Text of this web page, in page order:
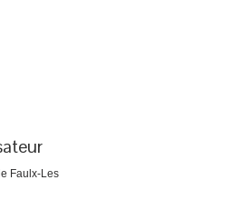
Faulx-Les